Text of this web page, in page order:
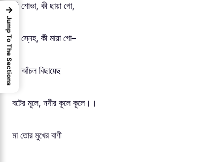
কী শোভা, কী ছায়া গো,
কী স্নেহ, কী মায়া গো–
কী আঁচল বিছায়েছ
বটের মূলে, নদীর কূলে কূলে।।
মা তোর মুখের বাণী
→
Jump To The Sections